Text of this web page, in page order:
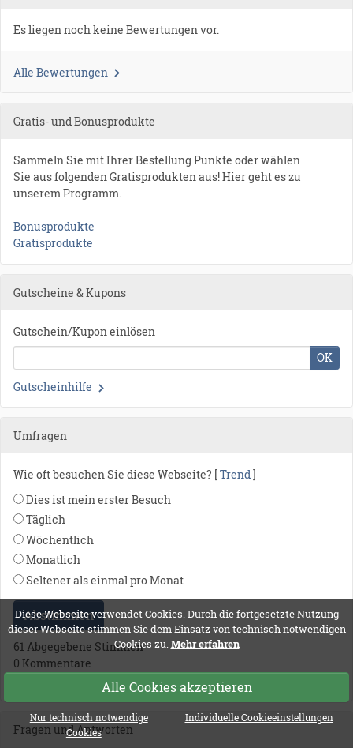
Diese Webseite verwendet Cookies. Durch die fortgesetzte Nutzung
dieser Webseite stimmen Sie dem Einsatz von technisch notwendigen
Cookies zu. Mehr erfahren
Alle Cookies akzeptieren
Nur technisch notwendige
Cookies
Individuelle Cookieeinstellungen
Es liegen noch keine Bewertungen vor.
Alle Bewertungen
Gratis- und Bonusprodukte
Sammeln Sie mit Ihrer Bestellung Punkte oder wählen
Sie aus folgenden Gratisprodukten aus! Hier geht es zu
unserem Programm.
Bonusprodukte
Gratisprodukte
Gutscheine & Kupons
Gutschein/Kupon einlösen
OK
Gutscheinhilfe
Umfragen
Wie oft besuchen Sie diese Webseite? [Trend ]
Dies ist mein erster Besuch
Täglich
Wöchentlich
Monatlich
Seltener als einmal pro Monat
Abstimmen
61 Abgegebene Stimmen
0 Kommentare
Fragen und Antworten